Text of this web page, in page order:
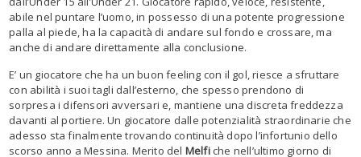
abile nel puntare l’uomo, in possesso di una potente progressione
palla al piede, ha la capacità di andare sul fondo e crossare, ma
anche di andare direttamente alla conclusione.
E’ un giocatore che ha un buon feeling con il gol, riesce a sfruttare
con abilità i suoi tagli dall’esterno, che spesso prendono di
sorpresa i difensori avversari e, mantiene una discreta freddezza
davanti al portiere. Un giocatore dalle potenzialità straordinarie che
adesso sta finalmente trovando continuità dopo l’infortunio dello
scorso anno a Messina. Merito del Melfi che nell’ultimo giorno di